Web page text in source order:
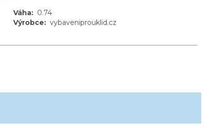
Váha: 0.74
Výrobce: vybaveniprouklid.cz